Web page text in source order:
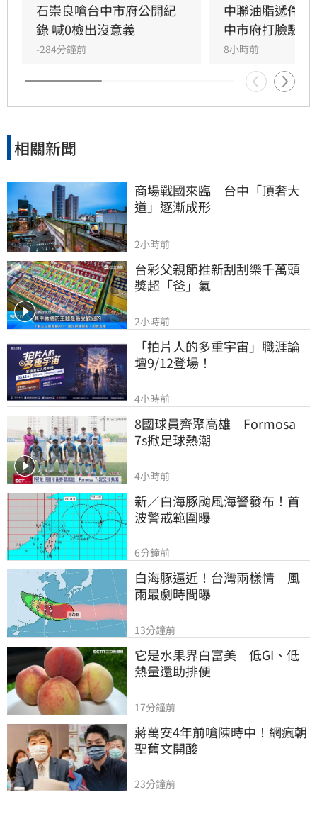
題時，難道不需要負起應有的監管責任嗎？蔣萬
安呼籲執政當局應正視食安漏洞，儘速透過修法
完善食安法規，並對外明確交代問題油品的流向
與處理機制，以平息民眾對於食品安全的極度焦
慮
石崇良嗆台中市府公開紀
錄 喊0檢出沒意義
-284分鐘前
中聯油脂遞件
中市府打臉駁回
8小時前
相關新聞
商場戰國來臨　台中「頂奢大
道」逐漸成形
2小時前
台彩父親節推新刮刮樂千萬頭
獎超「爸」氣
2小時前
「拍片人的多重宇宙」職涯論
壇9/12登場！
4小時前
8國球員齊聚高雄　Formosa
7s掀足球熱潮
4小時前
新／白海豚颱風海警發布！首
波警戒範圍曝
6分鐘前
白海豚逼近！台灣兩樣情　風
雨最劇時間曝
13分鐘前
它是水果界白富美　低GI、低
熱量還助排便
17分鐘前
蔣萬安4年前嗆陳時中！網瘋朝
聖舊文開酸
23分鐘前